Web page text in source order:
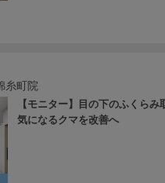
糸町院
【モニター】目の下のふくら
気になるクマを改善へ